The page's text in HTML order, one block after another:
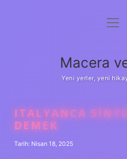
Anasayfa
Yasal
Macera
Yeni yerler, yeni
ITALYANCA
DEMEK
Tarih: Nisan 18, 2025